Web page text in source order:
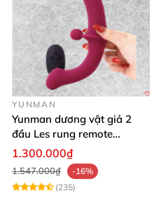
YUNMAN
Yunman dương vật giả 2
đầu Les rung remote
silicone mềm mại
1.300.000₫
1.547.000₫
-16%
(235)